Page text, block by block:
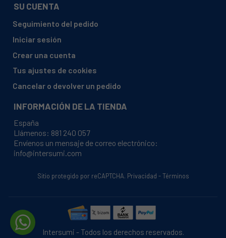
SU CUENTA
Seguimiento del pedido
Iniciar sesión
Crear una cuenta
Tus ajustes de cookies
Cancelar o devolver un pedido
INFORMACIÓN DE LA TIENDA
España
Llámenos: 881 240 057
Envíenos un mensaje de correo electrónico:
info@intersumi.com
Sitio protegido por reCAPTCHA. Privacidad -Términos
Intersumi - Todos los derechos reservados.